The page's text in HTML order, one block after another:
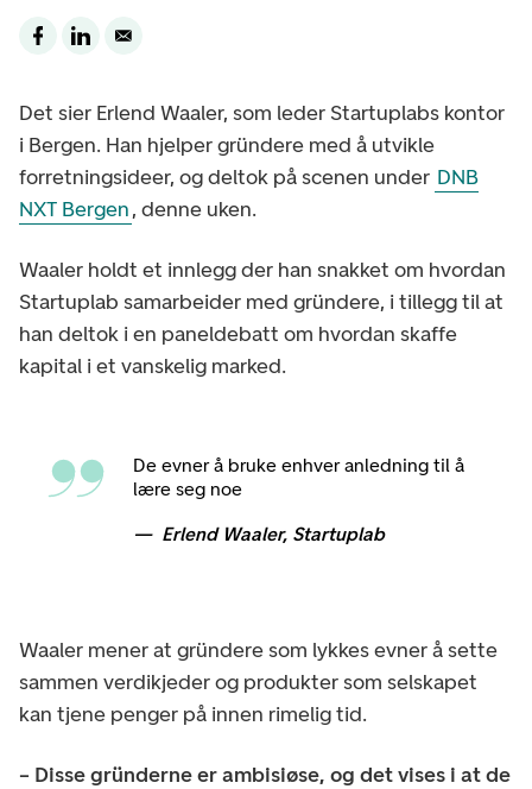
Det sier Erlend Waaler, som leder Startuplabs kontor
i Bergen. Han hjelper gründere med å utvikle
forretningsideer, og deltok på scenen under DNB
NXT Bergen, denne uken.
Waaler holdt et innlegg der han snakket om hvordan
Startuplab samarbeider med gründere, i tillegg til at
han deltok i en paneldebatt om hvordan skaffe
kapital i et vanskelig marked.
De evner å bruke enhver anledning til å
lære seg noe
Erlend Waaler, Startuplab
Waaler mener at gründere som lykkes evner å sette
sammen verdikjeder og produkter som selskapet
kan tjene penger på innen rimelig tid.
– Disse gründerne er ambisiøse, og det vises i at de